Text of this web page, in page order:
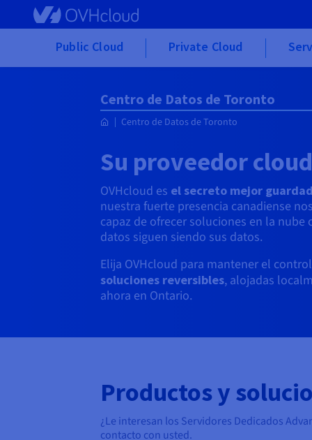
Skip to main content
Public Cloud Private Cloud
Centro de Datos de Toronto
Centro de Datos de Toronto
Su proveedor
OVHcloud es el secreto mejor
nuestra fuerte presencia canadiense
capaz de ofrecer soluciones en la
datos siguen siendo sus datos.
Elija OVHcloud para mantener el
soluciones reversibles, alojadas
ahora en Ontario.
Productos y
¿Le interesan los Servidores Dedicados
contacto con usted.